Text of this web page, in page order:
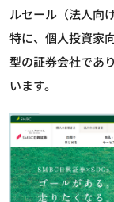
ルセール（法人向
特に、個人投資家
型の証券会社であ
います。